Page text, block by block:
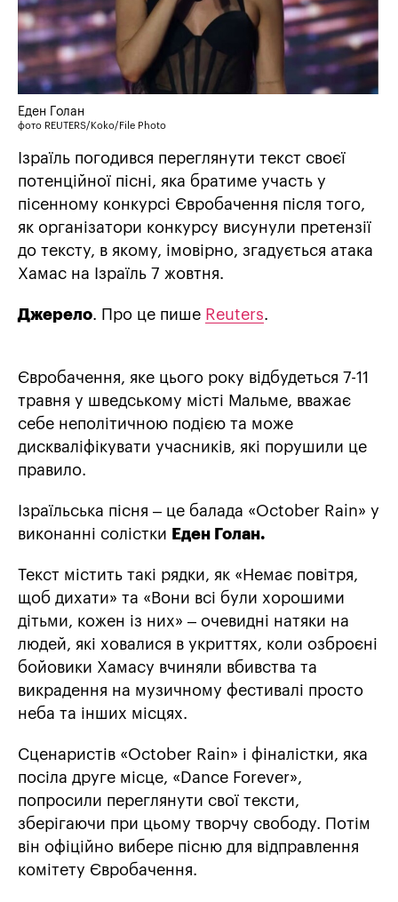
Еден Голан
фото REUTERS/Koko/File Photo
Ізраїль погодився переглянути текст своєї
потенційної пісні, яка братиме участь у
пісенному конкурсі Євробачення після того,
як організатори конкурсу висунули претензії
до тексту, в якому, імовірно, згадується атака
Хамас на Ізраїль 7 жовтня.
Джерело. Про це пише Reuters.
Євробачення, яке цього року відбудеться 7-11
травня у шведському місті Мальме, вважає
себе неполітичною подією та може
дискваліфікувати учасників, які порушили це
правило.
Ізраїльська пісня – це балада «October Rain» у
виконанні солістки
Еден Голан.
Текст містить такі рядки, як «Немає повітря,
щоб дихати» та «Вони всі були хорошими
дітьми, кожен із них» – очевидні натяки на
людей, які ховалися в укриттях, коли озброєні
бойовики Хамасу вчиняли вбивства та
викрадення на музичному фестивалі просто
неба та інших місцях.
Сценаристів «October Rain» і фіналістки, яка
посіла друге місце, «Dance Forever»,
попросили переглянути свої тексти,
зберігаючи при цьому творчу свободу. Потім
він офіційно вибере пісню для відправлення
комітету Євробачення.